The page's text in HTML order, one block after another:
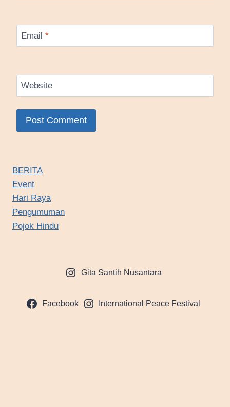
Email *
Website
BERITA
Event
Hari Raya
Pengumuman
Pojok Hindu
Gita Santih Nusantara
Facebook International Peace Festival